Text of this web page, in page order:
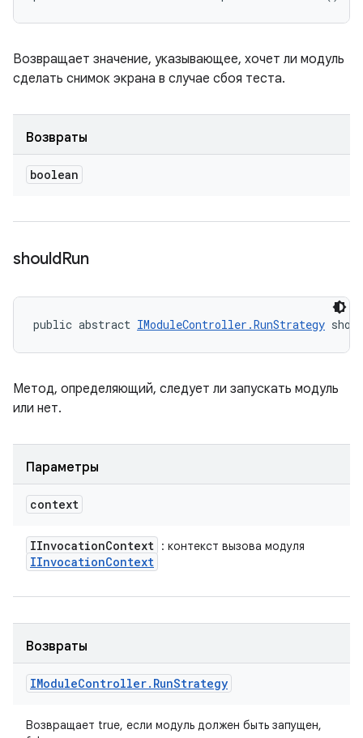
Возвращает значение, указывающее, хочет ли модуль
сделать снимок экрана в случае сбоя теста.
Возвраты
boolean
shouldRun
public abstract IModuleController.RunStrategy
Метод, определяющий, следует ли запускать модуль
или нет.
Параметры
context
IInvocationContext : контекст вызова модуля
IInvocationContext
Возвраты
IModuleController. RunStrategy
Возвращает true, если модуль должен быть запущен,